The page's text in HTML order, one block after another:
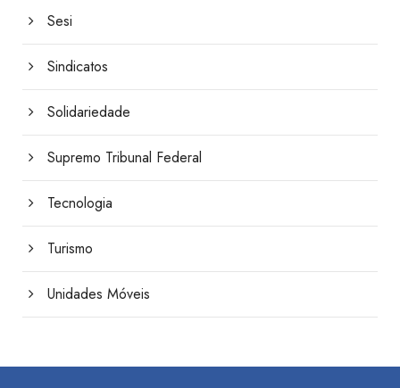
Sesi
Sindicatos
Solidariedade
Supremo Tribunal Federal
Tecnologia
Turismo
Unidades Móveis